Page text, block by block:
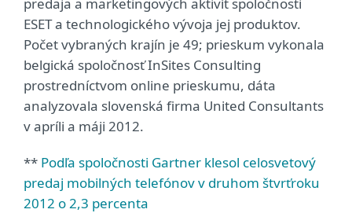
ESET a technologického vývoja jej produktov.
Počet vybraných krajín je 49; prieskum vykonala
belgická spoločnosť InSites Consulting
prostredníctvom online prieskumu, dáta
analyzovala slovenská firma United Consultants
v apríli a máji 2012.
** Podľa spoločnosti Gartner klesol celosvetový
predaj mobilných telefónov v druhom štvrťroku
2012 o 2,3 percenta